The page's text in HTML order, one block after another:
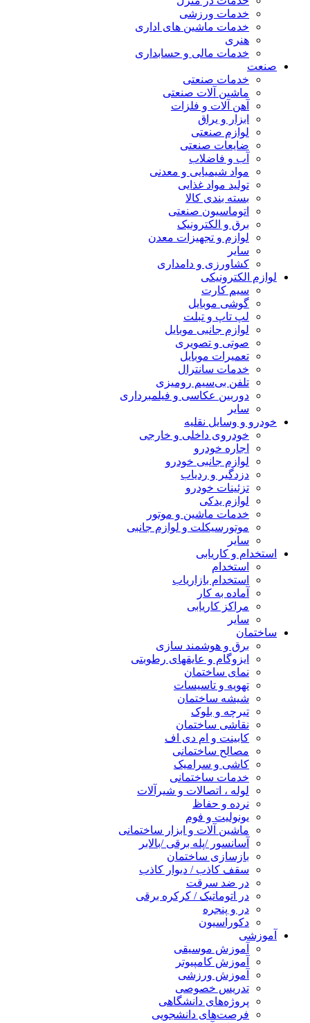
خدمات ورزشی
خدمات ماشین های اداری
هنری
خدمات مالی و حسابداری
صنعت
خدمات صنعتی
ماشین آلات صنعتی
آهن آلات و فلزات
ابزار و یراق
لوازم صنعتی
ضایعات صنعتی
آب و فاضلاب
مواد شیمیایی و معدنی
تولید مواد غذایی
بسته بندی کالا
اتوماسیون صنعتی
برق و الکترونیک
لوازم و تجهیزات معدن
سایر
کشاورزی و دامداری
لوازم الکترونیکی
سیم کارت
گوشی موبایل
لپ تاپ و تبلت
لوازم جانبی موبایل
صوتی و تصویری
تعمیرات موبایل
خدمات سانترال
تلفن بی‌سیم رومیزی
دوربین عکاسی و فیلمبرداری
سایر
خودرو و وسایل نقلیه
خودروی داخلی و خارجی
اجاره خودرو
لوازم جانبی خودرو
دزدگیر و ردیاب
تزئینات خودرو
لوازم یدکی
خدمات ماشین و موتور
موتورسیکلت و لوازم جانبی
سایر
استخدام و کاریابی
استخدام
استخدام بازاریاب
آماده به کار
مراکز کاریابی
سایر
ساختمان
برق و هوشمند سازی
ایزوگام و عایقهای رطوبتی
نمای ساختمان
تهویه و تاسیسات
شیشه ساختمان
تیرچه و بلوک
نقاشی ساختمان
کابینت و ام دی اف
مصالح ساختمانی
کاشی و سرامیک
خدمات ساختمانی
لوله ، اتصالات و شیرآلات
نرده و حفاظ
یونولیت و فوم
ماشین آلات و ابزار ساختمانی
آسانسور /پله برقی /بالابر
بازسازی ساختمان
سقف کاذب / دیوار کاذب
در ضد سرقت
در اتوماتیک / کرکره برقی
در و پنجره
دکوراسیون
آموزشی
آموزش موسیقی
آموزش کامپیوتر
آموزش ورزشی
تدریس خصوصی
پروژه‌های دانشگاهی
فرصت‌های دانشجویی